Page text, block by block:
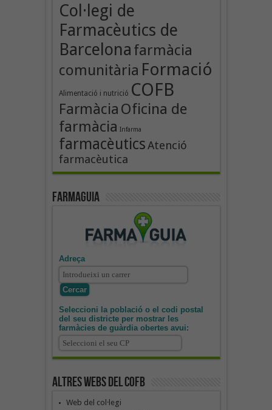
Col·legi de
Farmacèutics de
Barcelona farmàcia
comunitària Formació
Alimentació i nutrició COFB
Farmàcia Oficina de
farmàcia Infarma
farmacèuticsAtenció
farmacèutica
Farmaguia
Adreça
Seleccioni la població o el codi postal
del seu districte per mostrar les
farmàcies de guàrdia obertes avui:
Altres webs del COFB
Web del col·legi